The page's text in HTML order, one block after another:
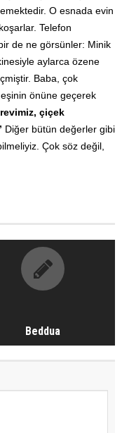
O esnada evin
Telefon
de ne görsünler: Minik
aylarca özene
Baba, çok
önüne geçerek
çiçek
Diğer bütün değerler gibi
Çok söz değil,
Beddua